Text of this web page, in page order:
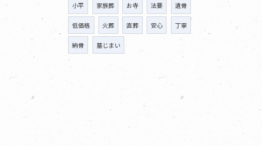
小平 家族葬 お寺 法要 遺骨
低価格 火葬 直葬 安心 丁寧
納骨 墓じまい